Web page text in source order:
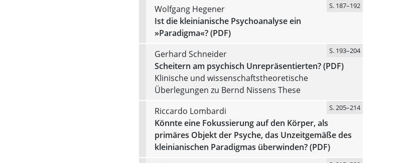
Wolfgang Hegener
S. 187–192
Ist die kleinianische Psychoanalyse ein
»Paradigma«? (PDF)
Gerhard Schneider
S. 193–204
Scheitern am psychisch Unrepräsentierten? (PDF)
Klinische und wissenschaftstheoretische
Überlegungen zu Bernd Nissens These
Riccardo Lombardi
S. 205–214
Könnte eine Fokussierung auf den Körper, als
primäres Objekt der Psyche, das Unzeitgemäße des
kleinianischen Paradigmas überwinden? (PDF)